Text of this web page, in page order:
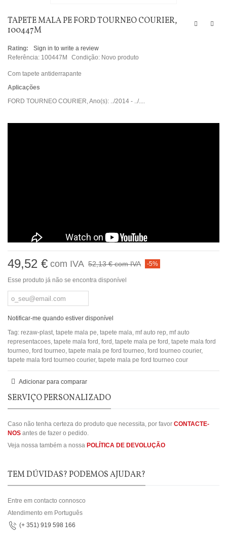
TAPETE MALA PE FORD TOURNEO COURIER,
100447M
Rating:
Sign in to write a review
Referência: 100447M Condição: Novo produto
Com tapete antiderrapante
Aplicações
FORD TOURNEO COURIER, Ano(s): ../2014 - ../....
49,52 € com IVA 52,13 €com IVA -5%
Esse produto já não se encontra disponível
Notificar-me quando estiver disponível
Tag: rezaw-plast, tapete mala pe, tapete mala, mf auto rep, mf auto
representacoes, tapete mala ford , ford , tapete mala pe ford , tapete mala ford
tourneo, ford tourneo, tapete mala pe ford tourneo, ford tourneo courier,
tapete mala ford tourneo courier, tapete mala pe ford tourneo cour
Adicionar para comparar
SERVIÇO PERSONALIZADO
Caso não tenha certeza do produto que necessita, por favor CONTACTE-
NOS antes de fazer o pedido.
Veja nossa também a nossa POLÍTICA DE DEVOLUÇÃO
TEM DÚVIDAS? PODEMOS AJUDAR?
Entre em contacto connosco
Atendimento em Português
(+ 351) 919 598 166